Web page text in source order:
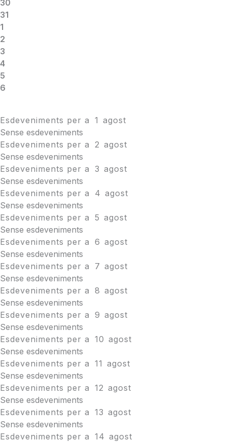
30
31
1
2
3
4
5
6
Esdeveniments per a 1 agost
Sense esdeveniments
Esdeveniments per a
2 agost
Sense esdeveniments
Esdeveniments per a 3 agost
Sense esdeveniments
Esdeveniments per a
4 agost
Sense esdeveniments
Esdeveniments per a 5 agost
Sense esdeveniments
Esdeveniments per a 6 agost
Sense esdeveniments
Esdeveniments per a
7 agost
Sense esdeveniments
Esdeveniments per a 8 agost
Sense esdeveniments
Esdeveniments per a 9 agost
Sense esdeveniments
Esdeveniments per a 10 agost
Sense esdeveniments
Esdeveniments per a 11 agost
Sense esdeveniments
Esdeveniments per a 12 agost
Sense esdeveniments
Esdeveniments per a 13 agost
Sense esdeveniments
Esdeveniments per a 14 agost